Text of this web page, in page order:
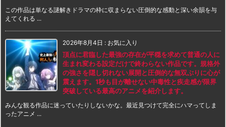
この作品は単なる謎解きドラマの枠に収まらない圧倒的な感動と深い余韻を与
えてくれる ...
2026年8月4日 : お気に入り
頂点に君臨した最強の存在が平穏を求めて普通の人に
生まれ変わる設定だけで終わらない作品です。規格外
の強さを隠し切れない展開と圧倒的な無双ぶりに心が
震えます。1秒も目が離せない中毒性と疾走感が限界
突破している最高のアニメを紹介します。
みんな観る作品に迷っていたりしないかな。最近見つけて完全にハマってしま
ったアニメ ...